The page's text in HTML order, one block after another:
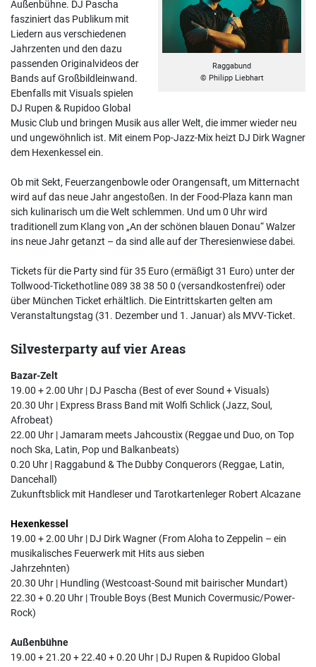
Raggabund
© Philipp Liebhart
Außenbühne. DJ Pascha
fasziniert das Publikum mit
Liedern aus verschiedenen
Jahrzenten und den dazu
passenden Originalvideos der
Bands auf Großbildleinwand.
Ebenfalls mit Visuals spielen
DJ Rupen & Rupidoo Global
Music Club und bringen Musik aus aller Welt, die immer wieder neu
und ungewöhnlich ist. Mit einem Pop-Jazz-Mix heizt DJ Dirk Wagner
dem Hexenkessel ein.
Ob mit Sekt, Feuerzangenbowle oder Orangensaft, um Mitternacht
wird auf das neue Jahr angestoßen. In der Food-Plaza kann man
sich kulinarisch um die Welt schlemmen. Und um 0 Uhr wird
traditionell zum Klang von „An der schönen blauen Donau“ Walzer
ins neue Jahr getanzt – da sind alle auf der Theresienwiese dabei.
Tickets für die Party sind für 35 Euro (ermäßigt 31 Euro) unter der
Tollwood-Tickethotline 089 38 38 50 0 (versandkostenfrei) oder
über München Ticket erhältlich. Die Eintrittskarten gelten am
Veranstaltungstag (31. Dezember und 1. Januar) als MVV-Ticket.
Silvesterparty auf vier Areas
Bazar-Zelt
19.00 + 2.00 Uhr | DJ Pascha (Best of ever Sound + Visuals)
20.30 Uhr | Express Brass Band mit Wolfi Schlick (Jazz, Soul,
Afrobeat)
22.00 Uhr | Jamaram meets Jahcoustix (Reggae und Duo, on Top
noch Ska, Latin, Pop und Balkanbeats)
0.20 Uhr | Raggabund & The Dubby Conquerors (Reggae, Latin,
Dancehall)
Zukunftsblick mit Handleser und Tarotkartenleger Robert Alcazane
Hexenkessel
19.00 + 2.00 Uhr | DJ Dirk Wagner (From Aloha to Zeppelin – ein
musikalisches Feuerwerk mit Hits aus sieben
Jahrzehnten)
20.30 Uhr | Hundling (Westcoast-Sound mit bairischer Mundart)
22.30 + 0.20 Uhr | Trouble Boys (Best Munich Covermusic/Power-
Rock)
Außenbühne
19.00 + 21.20 + 22.40 + 0.20 Uhr | DJ Rupen & Rupidoo Global